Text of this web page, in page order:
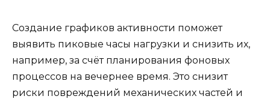
Создание графиков активности поможет
выявить пиковые часы нагрузки и снизить их,
например, за счёт планирования фоновых
процессов на вечернее время. Это снизит
риски повреждений механических частей и